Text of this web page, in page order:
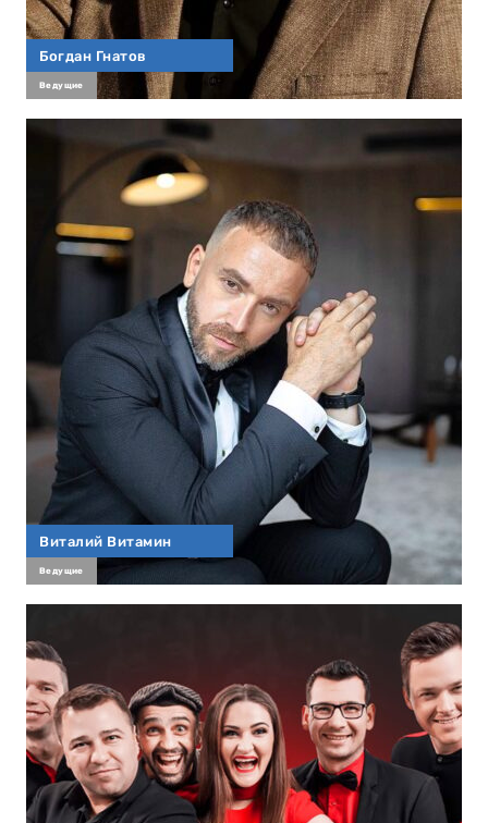
Богдан Гнатов
Ведущие
Виталий Витамин
Ведущие